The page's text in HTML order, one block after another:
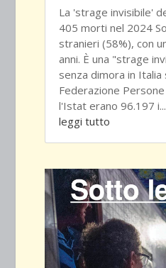
La 'strage invisibile'
405 morti nel 2024
stranieri (58%), con
anni. È una "strage
senza dimora in
Federazione
l'Istat erano 96.197 i...
leggi tutto